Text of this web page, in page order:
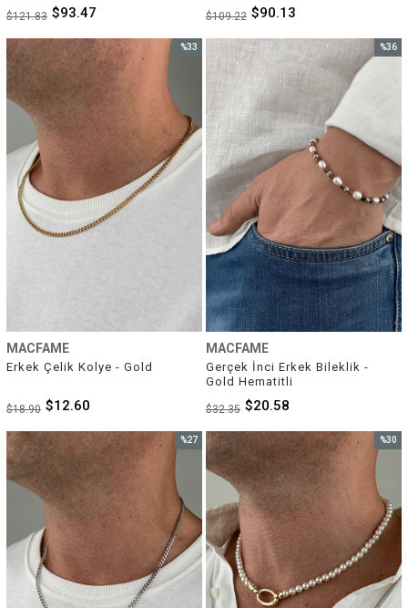
$93.47
$121.83 $90.13
$109.22
MACFAME
Erkek Çelik Kolye - Gold
$12.60
$18.90
%33
%33İndirim
MACFAME
Gerçek İnci Erkek Bileklik -
Gold Hematitli
$20.58
$32.35
%36
%27
%27İndirim
%30
İndirim